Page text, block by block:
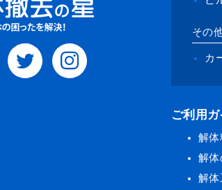
その
カ
ご利用ガ
解体
解体
解体